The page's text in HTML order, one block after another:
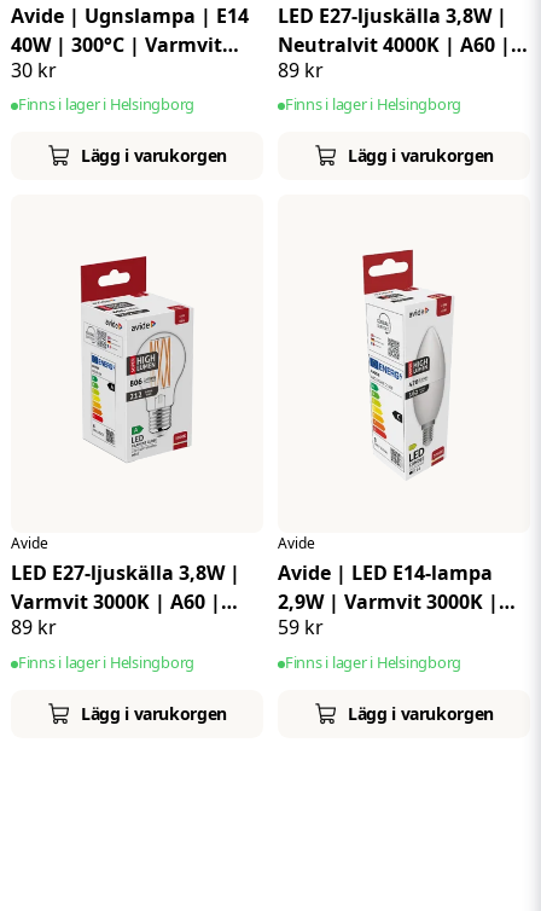
Avide | Ugnslampa | E14
40W | 300°C | Varmvit
3000K
30 kr
Finns i lager i Helsingborg
Lägg i varukorgen
LED E27-ljuskälla 3,8W |
Neutralvit 4000K | A60 |
Super-high lumen
89 kr
Finns i lager i Helsingborg
Lägg i varukorgen
Avide
LED E27-ljuskälla 3,8W |
Varmvit 3000K | A60 |
Super-high lumen
89 kr
Finns i lager i Helsingborg
Lägg i varukorgen
Avide
Avide | LED E14-lampa
2,9W | Varmvit 3000K |
Super High Lumen
59 kr
Finns i lager i Helsingborg
Lägg i varukorgen